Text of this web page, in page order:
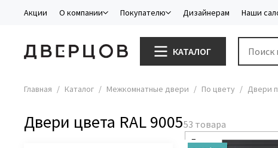
Акции О компании Покупателю Дизайнерам Наши
КАТАЛОГ
Главная Каталог Межкомнатные двери По цвету Двери
Двери цвета RAL 9005